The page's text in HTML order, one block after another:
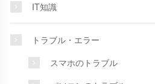
IT知識
トラブル・エラー
スマホのトラブル